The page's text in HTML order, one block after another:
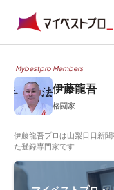
Mybestpro Members
伊藤龍吾
格闘家
伊藤龍吾プロは山梨日日新
た登録専門家です